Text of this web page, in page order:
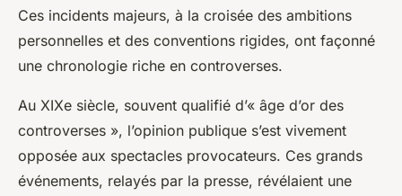
Ces incidents majeurs, à la croisée des ambitions
personnelles et des conventions rigides, ont façonné
une chronologie riche en controverses.
Au XIXe siècle, souvent qualifié d’« âge d’or des
controverses », l’opinion publique s’est vivement
opposée aux spectacles provocateurs. Ces grands
événements, relayés par la presse, révélaient une